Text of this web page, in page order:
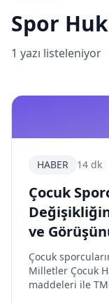
Spor
1 yazı listeleniyor
HABER 14 dk
Çocuk
ve
Çocuk
Milletler Çocuk
maddeleri ile